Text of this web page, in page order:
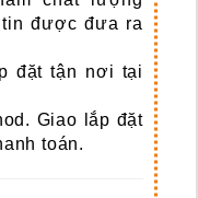
tin được đưa ra
đặt tận nơi tại
Giao lắp đặt
toán.